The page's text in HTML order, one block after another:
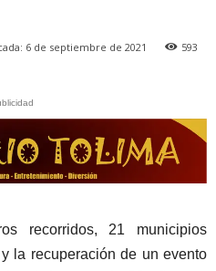
6 de septiembre de 2021 593
recorridos, 21 municipios
la recuperación de un evento